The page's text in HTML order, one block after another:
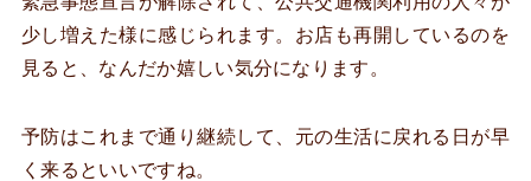
少し増えた様に感じられます。お店も再開しているのを
見ると、なんだか嬉しい気分になります。
予防はこれまで通り継続して、元の生活に戻れる日が早
く来るといいですね。